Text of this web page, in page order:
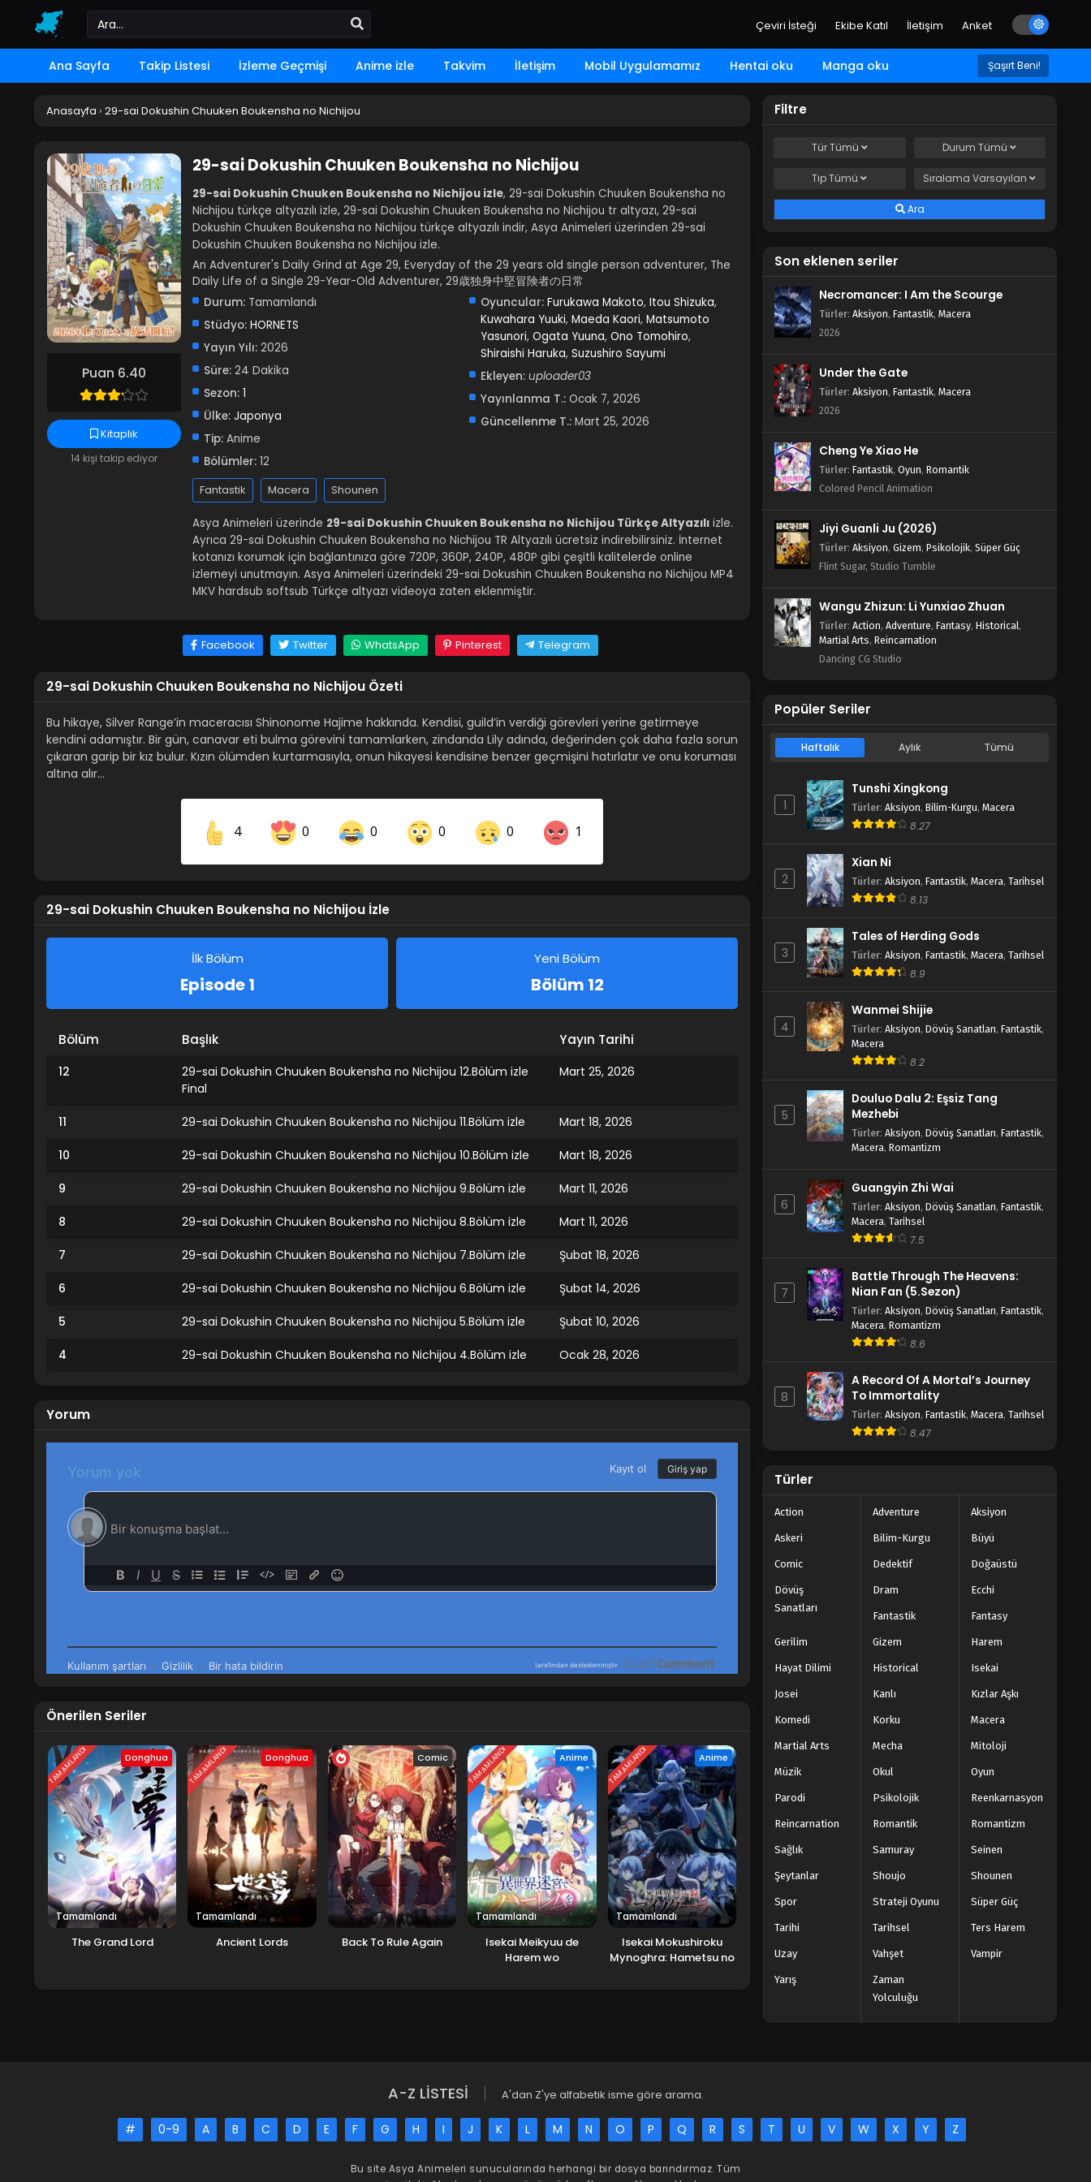
Çeviri İsteği Ekibe Katıl İletişim Anket
Ana Sayfa Takip Listesi İzleme Geçmişi Anime izle Takvim İletişim Mobil Uygulamamız Hentai oku Manga oku Şaşırt Beni!
Anasayfa › 29-sai Dokushin Chuuken Boukensha no Nichijou
Puan 6.40
Kitaplık
14 kişi takip ediyor
29-sai Dokushin Chuuken Boukensha no Nichijou
29-sai Dokushin Chuuken Boukensha no Nichijou izle, 29-sai Dokushin Chuuken Boukensha no
Nichijou türkçe altyazılı izle, 29-sai Dokushin Chuuken Boukensha no Nichijou tr altyazı, 29-sai
Dokushin Chuuken Boukensha no Nichijou türkçe altyazılı indir, Asya Animeleri üzerinden 29-sai
Dokushin Chuuken Boukensha no Nichijou izle.
An Adventurer's Daily Grind at Age 29, Everyday of the 29 years old single person adventurer, The
Daily Life of a Single 29-Year-Old Adventurer, 29歳独身中堅冒険者の日常
Durum: Tamamlandı
Stüdyo: HORNETS
Yayın Yılı: 2026
Süre: 24 Dakika
Sezon: 1
Ülke: Japonya
Tip: Anime
Bölümler: 12
Oyuncular: Furukawa Makoto, Itou Shizuka,
Kuwahara Yuuki, Maeda Kaori, Matsumoto
Yasunori, Ogata Yuuna, Ono Tomohiro,
Shiraishi Haruka, Suzushiro Sayumi
Ekleyen: uploader03
Yayınlanma T.: Ocak 7, 2026
Güncellenme T.: Mart 25, 2026
Fantastik Macera Shounen
Asya Animeleri üzerinde 29-sai Dokushin Chuuken Boukensha no Nichijou Türkçe Altyazılı izle.
Ayrıca 29-sai Dokushin Chuuken Boukensha no Nichijou TR Altyazılı ücretsiz indirebilirsiniz. İnternet
kotanızı korumak için bağlantınıza göre 720P, 360P, 240P, 480P gibi çeşitli kalitelerde online
izlemeyi unutmayın. Asya Animeleri üzerindeki 29-sai Dokushin Chuuken Boukensha no Nichijou MP4
MKV hardsub softsub Türkçe altyazı videoya zaten eklenmiştir.
Facebook Twitter WhatsApp Pinterest Telegram
29-sai Dokushin Chuuken Boukensha no Nichijou Özeti
Bu hikaye, Silver Range’in maceracısı Shinonome Hajime hakkında. Kendisi, guild’in verdiği görevleri yerine getirmeye
kendini adamıştır. Bir gün, canavar eti bulma görevini tamamlarken, zindanda Lily adında, değerinden çok daha fazla sorun
çıkaran garip bir kız bulur. Kızın ölümden kurtarmasıyla, onun hikayesi kendisine benzer geçmişini hatırlatır ve onu koruması
altına alır…
4 0 0 0 0 1
29-sai Dokushin Chuuken Boukensha no Nichijou İzle
İlk Bölüm
Episode 1
Yeni Bölüm
Bölüm 12
Bölüm Başlık Yayın Tarihi
12
29-sai Dokushin Chuuken Boukensha no Nichijou 12.Bölüm izle
Final
Mart 25, 2026
11 29-sai Dokushin Chuuken Boukensha no Nichijou 11.Bölüm izle Mart 18, 2026
10 29-sai Dokushin Chuuken Boukensha no Nichijou 10.Bölüm izle Mart 18, 2026
9 29-sai Dokushin Chuuken Boukensha no Nichijou 9.Bölüm izle Mart 11, 2026
8 29-sai Dokushin Chuuken Boukensha no Nichijou 8.Bölüm izle Mart 11, 2026
7 29-sai Dokushin Chuuken Boukensha no Nichijou 7.Bölüm izle Şubat 18, 2026
6 29-sai Dokushin Chuuken Boukensha no Nichijou 6.Bölüm izle Şubat 14, 2026
5 29-sai Dokushin Chuuken Boukensha no Nichijou 5.Bölüm izle Şubat 10, 2026
4 29-sai Dokushin Chuuken Boukensha no Nichijou 4.Bölüm izle Ocak 28, 2026
2
Yorum
Önerilen Seriler
TAMAMLANDI Donghua
Tamamlandı
The Grand Lord
TAMAMLANDI Donghua
Tamamlandı
Ancient Lords
Comic
Back To Rule Again
TAMAMLANDI Anime
Tamamlandı
Isekai Meikyuu de
Harem wo
TAMAMLANDI Anime
Tamamlandı
Isekai Mokushiroku
Mynoghra: Hametsu no
Filtre
TürTümü DurumTümü
TipTümü SıralamaVarsayılan
Ara
Son eklenen seriler
Necromancer: I Am the Scourge
Türler: Aksiyon, Fantastik, Macera
2026
Under the Gate
Türler: Aksiyon, Fantastik, Macera
2026
Cheng Ye Xiao He
Türler: Fantastik, Oyun, Romantik
Colored Pencil Animation
Jiyi Guanli Ju (2026)
Türler: Aksiyon, Gizem, Psikolojik, Süper Güç
Flint Sugar, Studio Tumble
Wangu Zhizun: Li Yunxiao Zhuan
Türler: Action, Adventure, Fantasy, Historical,
Martial Arts, Reincarnation
Dancing CG Studio
Popüler Seriler
Haftalık Aylık Tümü
1
Tunshi Xingkong
Türler: Aksiyon, Bilim-Kurgu, Macera
8.27
2
Xian Ni
Türler: Aksiyon, Fantastik, Macera, Tarihsel
8.13
3
Tales of Herding Gods
Türler: Aksiyon, Fantastik, Macera, Tarihsel
8.9
4
Wanmei Shijie
Türler: Aksiyon, Dövüş Sanatları, Fantastik,
Macera
8.2
5
Douluo Dalu 2: Eşsiz Tang
Mezhebi
Türler: Aksiyon, Dövüş Sanatları, Fantastik,
Macera, Romantizm
6
Guangyin Zhi Wai
Türler: Aksiyon, Dövüş Sanatları, Fantastik,
Macera, Tarihsel
7.5
7
Battle Through The Heavens:
Nian Fan (5.Sezon)
Türler: Aksiyon, Dövüş Sanatları, Fantastik,
Macera, Romantizm
8.6
8
A Record Of A Mortal’s Journey
To Immortality
Türler: Aksiyon, Fantastik, Macera, Tarihsel
8.47
Türler
Action Adventure Aksiyon
Askeri Bilim-Kurgu Büyü
Comic Dedektif Doğaüstü
Dövüş
Sanatları
Dram Ecchi
Fantastik Fantasy
Gerilim Gizem Harem
Hayat Dilimi Historical Isekai
Josei Kanlı Kızlar Aşkı
Komedi Korku Macera
Martial Arts Mecha Mitoloji
Müzik Okul Oyun
Parodi Psikolojik Reenkarnasyon
Reincarnation Romantik Romantizm
Sağlık Samuray Seinen
Şeytanlar Shoujo Shounen
Spor Strateji Oyunu Süper Güç
Tarihi Tarihsel Ters Harem
Uzay Vahşet Vampir
Yarış
Zaman
Yolculuğu
A-Z LİSTESİ A'dan Z'ye alfabetik isme göre arama.
# 0-9 A B C D E F G H I J K L M N O P Q R S T U V W X Y Z
Bu site Asya Animeleri sunucularında herhangi bir dosya barındırmaz. Tüm